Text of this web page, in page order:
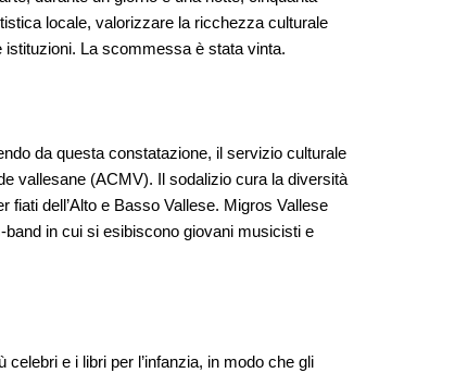
locale, valorizzare la ricchezza culturale
istituzioni. La scommessa è stata vinta.
da questa constatazione, il servizio culturale
vallesane (ACMV). Il sodalizio cura la diversità
dell’Alto e Basso Vallese. Migros Vallese
in cui si esibiscono giovani musicisti e
e i libri per l’infanzia, in modo che gli